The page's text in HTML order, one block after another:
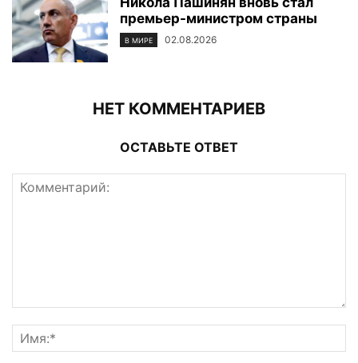
премьер-министром страны
В МИРЕ 02.08.2026
НЕТ КОММЕНТАРИЕВ
ОСТАВЬТЕ ОТВЕТ